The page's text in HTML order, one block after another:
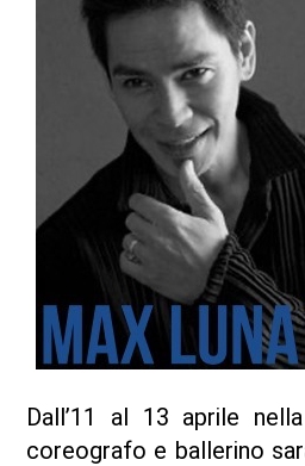
Dall’11 al 13 aprile
coreografo e ballerino